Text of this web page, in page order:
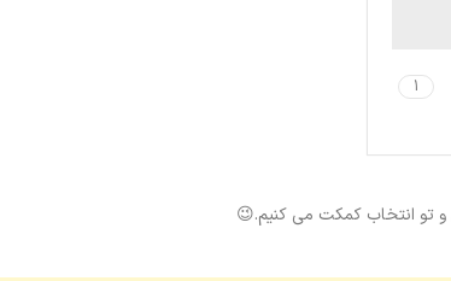
1
و تو انتخاب کمکت می کنیم.😉